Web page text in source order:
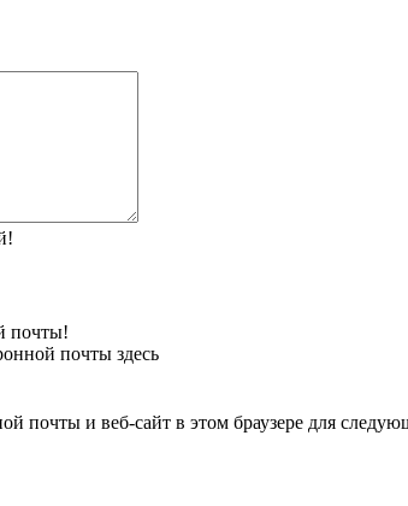
почты!
почты здесь
почты и веб-сайт в этом браузере для